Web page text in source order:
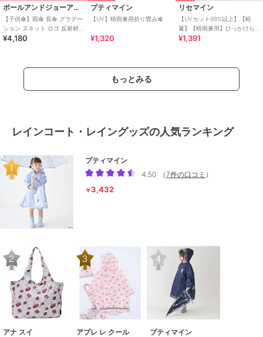
ポールアンドジョーアクセソワ
【子供傘】雨傘 長傘 グラデー
ション ヌネット ロゴ 反射材
UV キッズ
¥4,180
プティマイン
【UV】晴雨兼用折り畳み傘
¥1,320
リセマイン
【UVカット99%以上】【軽
量】【晴雨兼用】ひっかけら
れる持ち手の折りたたみ傘
¥1,391
もっとみる
レインコート・レイングッズの人気ランキング
プティマイン
4.50
（7件の口コミ ）
￥3,432
アナ スイ アプレ レ クール プティマイン